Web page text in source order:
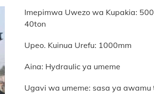
Imepimwa Uwezo wa Kupakia:
40ton
Upeo. Kuinua Urefu: 1000mm
Aina: Hydraulic ya umeme
Ugavi wa umeme: sasa ya awamu